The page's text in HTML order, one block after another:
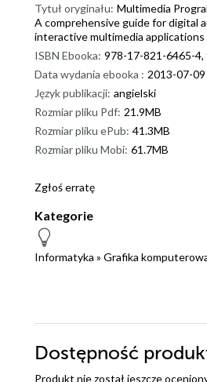
Tytuł oryginału: Multimedia
A comprehensive guide for digital
interactive multimedia applications
ISBN Ebooka: 978-17-821-6465-
Data wydania ebooka : 2013-07-09
Język publikacji: angielski
Rozmiar pliku Pdf: 21.9MB
Rozmiar pliku ePub: 41.3MB
Rozmiar pliku Mobi: 61.7MB
Zgłoś erratę
Kategorie
Informatyka » Grafika
Dostępność
Produkt nie został jeszcze